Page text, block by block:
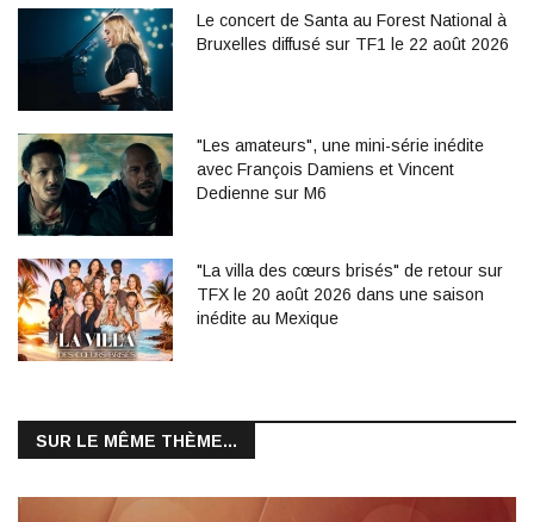
Le concert de Santa au Forest National à
Bruxelles diffusé sur TF1 le 22 août 2026
"Les amateurs", une mini-série inédite
avec François Damiens et Vincent
Dedienne sur M6
"La villa des cœurs brisés" de retour sur
TFX le 20 août 2026 dans une saison
inédite au Mexique
SUR LE MÊME THÈME...